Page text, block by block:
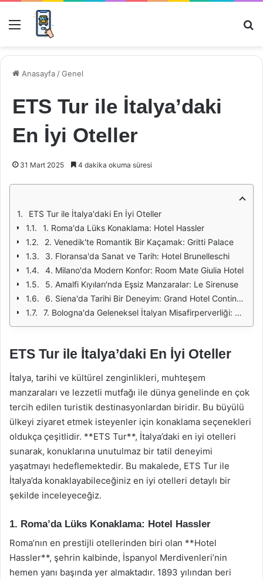
Menü
Anasayfa /Genel
ETS Tur ile İtalya’daki
En İyi Oteller
31 Mart 2025 4 dakika okuma süresi
ETS Tur ile İtalya'daki En İyi Oteller
1. Roma'da Lüks Konaklama: Hotel Hassler
2. Venedik'te Romantik Bir Kaçamak: Gritti Palace
3. Floransa'da Sanat ve Tarih: Hotel Brunelleschi
4. Milano'da Modern Konfor: Room Mate Giulia Hotel
5. Amalfi Kıyıları'nda Eşsiz Manzaralar: Le Sirenuse
6. Siena'da Tarihi Bir Deneyim: Grand Hotel Continental
7. Bologna'da Geleneksel İtalyan Misafirperverliği: Grand Hotel Majestic
ETS Tur ile İtalya’daki En İyi Oteller
İtalya, tarihi ve kültürel zenginlikleri, muhteşem
manzaraları ve lezzetli mutfağı ile dünya genelinde en çok
tercih edilen turistik destinasyonlardan biridir. Bu büyülü
ülkeyi ziyaret etmek isteyenler için konaklama seçenekleri
oldukça çeşitlidir. **ETS Tur**, İtalya’daki en iyi otelleri
sunarak, konuklarına unutulmaz bir tatil deneyimi
yaşatmayı hedeflemektedir. Bu makalede, ETS Tur ile
İtalya’da konaklayabileceğiniz en iyi otelleri detaylı bir
şekilde inceleyeceğiz.
1. Roma’da Lüks Konaklama: Hotel Hassler
Roma’nın en prestijli otellerinden biri olan **Hotel
Hassler**, şehrin kalbinde, İspanyol Merdivenleri’nin
hemen yanı başında yer almaktadır. 1893 yılından beri